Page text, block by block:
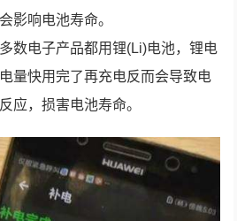
影响电池寿命。
数电子产品都用锂(Li)电池，锂电
量快用完了再充电反而会导致电
应，损害电池寿命。